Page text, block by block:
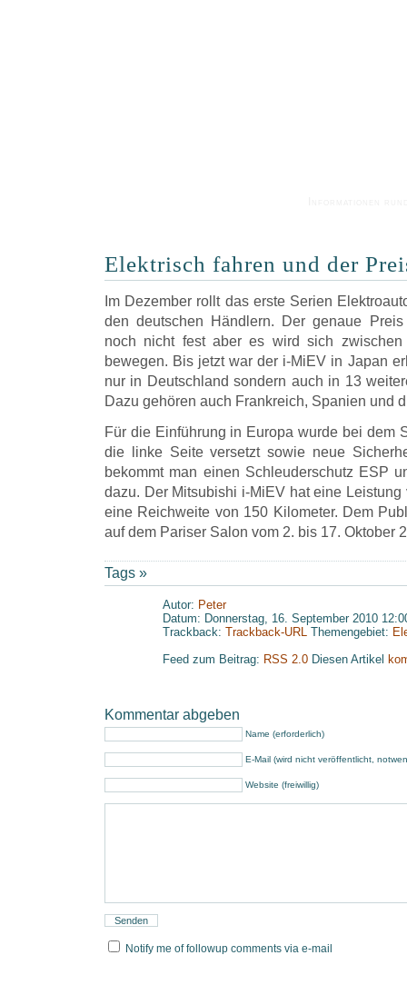
Elektrisch fahren und der
Im Dezember rollt das erste Serien
den deutschen Händlern. Der genaue
noch nicht fest aber es wird sich
bewegen. Bis jetzt war der i-MiEV in Japan
nur in Deutschland sondern auch in 13
Dazu gehören auch Frankreich, Spanien und
Für die Einführung in Europa wurde bei dem
die linke Seite versetzt sowie neue
bekommt man einen Schleuderschutz ESP
dazu. Der Mitsubishi i-MiEV hat eine
eine Reichweite von 150 Kilometer. Dem
auf dem Pariser Salon vom 2. bis 17. Oktober
Tags »
Autor: Peter
Datum: Donnerstag, 16. September 2010
Trackback: Trackback-URL Themengebiet:
Feed zum Beitrag: RSS 2.0 Diesen Artikel
Kommentar abgeben
Name (erforderlich)
E-Mail (wird nicht veröffentlicht,
Website (freiwillig)
Notify me of followup comments via e-mail